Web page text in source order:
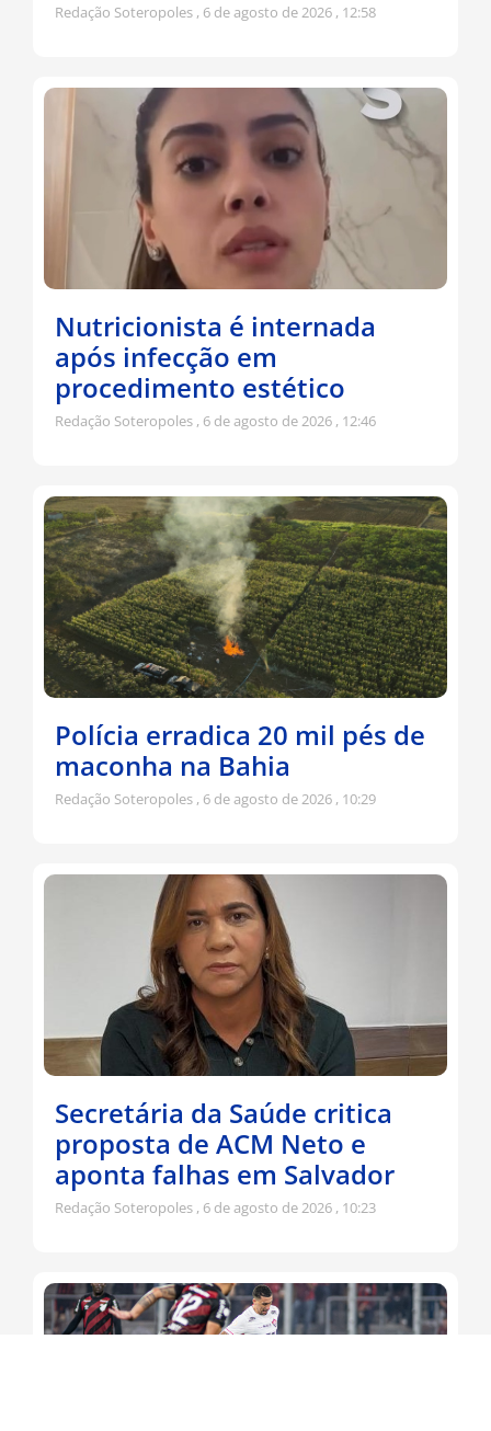
Redação Soteropoles 6 de agosto de 2026 12:58
Nutricionista é internada
após infecção em
procedimento estético
Redação Soteropoles 6 de agosto de 2026 12:46
Polícia erradica 20 mil pés de
maconha na Bahia
Redação Soteropoles 6 de agosto de 2026 10:29
Secretária da Saúde critica
proposta de ACM Neto e
aponta falhas em Salvador
Redação Soteropoles 6 de agosto de 2026 10:23